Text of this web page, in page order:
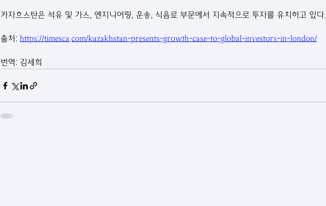
카자흐스탄은 석유 및 가스, 엔지니어링, 운송, 식음료 부문에서 지속적으로 투자를 유치하고 있다.
출처: https://timesca.com/kazakhstan-presents-growth-case-to-global-investors-in-london/
번역: 김세희